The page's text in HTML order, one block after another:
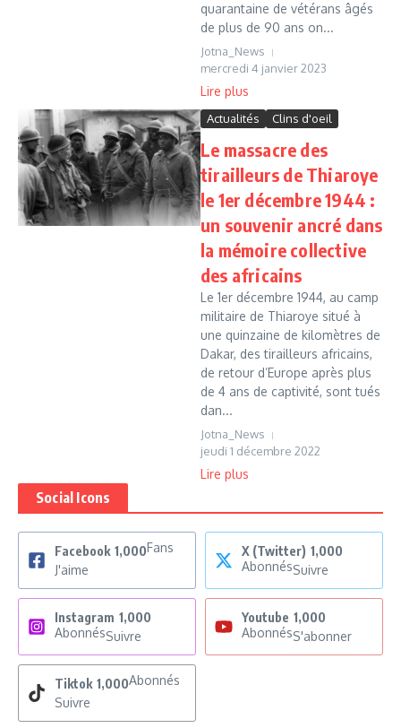
quarantaine de vétérans âgés
de plus de 90 ans on...
Jotna_News
mercredi 4 janvier 2023
Lire plus
Actualités Clins d'oeil
Le massacre des
tirailleurs de Thiaroye
le 1er décembre 1944 :
un souvenir ancré dans
la mémoire collective
des africains
Le 1er décembre 1944, au camp
militaire de Thiaroye situé à
une quinzaine de kilomètres de
Dakar, des tirailleurs africains,
de retour d’Europe après plus
de 4 ans de captivité, sont tués
dan...
Jotna_News
jeudi 1 décembre 2022
Lire plus
Social Icons
Facebook 1,000Fans
J'aime
X (Twitter) 1,000
AbonnésSuivre
Instagram 1,000
AbonnésSuivre
Youtube 1,000
AbonnésS'abonner
Tiktok 1,000Abonnés
Suivre